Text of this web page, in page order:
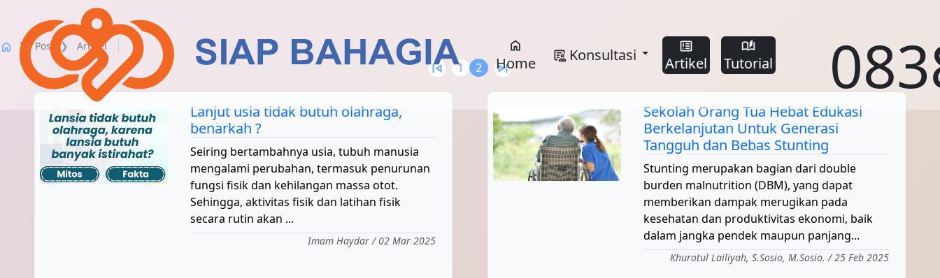
home
Home clinical_notes Konsultasi breaking_news
Artikel
auto_stories
Tutorial
home Post Artikel
skip_previous 1 2 skip_next
Lanjut usia tidak butuh olahraga,
benarkah ?
Seiring bertambahnya usia, tubuh manusia
mengalami perubahan, termasuk penurunan
fungsi fisik dan kehilangan massa otot.
Sehingga, aktivitas fisik dan latihan fisik
secara rutin akan ...
Imam Haydar / 02 Mar 2025
Sekolah Orang Tua Hebat Edukasi
Berkelanjutan Untuk Generasi
Tangguh dan Bebas Stunting
Stunting merupakan bagian dari double
burden malnutrition (DBM), yang dapat
memberikan dampak merugikan pada
kesehatan dan produktivitas ekonomi, baik
dalam jangka pendek maupun panjang...
Khurotul Lailiyah, S.Sosio, M.Sosio. / 25 Feb 2025